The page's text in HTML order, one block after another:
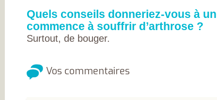
CHIFFRES
QU’EST-CE QUE
L’ARTHROSE ?
Quels conseils donneriez-vous à
commence à souffrir d’arthrose ?
Surtout, de bouger.
Vos commentaires